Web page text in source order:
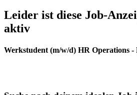
Leider ist diese Job-
aktiv
Werkstudent (m/w/d) HR Operations -